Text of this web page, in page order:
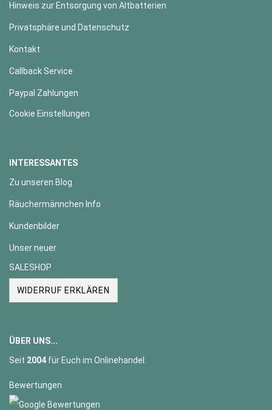
Hinweis zur Entsorgung von Altbatterien
Privatsphäre und Datenschutz
Kontakt
Callback Service
Paypal Zahlungen
Cookie Einstellungen
INTERESSANTES
Zu unseren Blog
Räuchermännchen Info
Kundenbilder
Unser neuer
SALESHOP
WIDERRUF ERKLÄREN
ÜBER UNS...
Seit 2004 für Euch im Onlinehandel.
Bewertungen